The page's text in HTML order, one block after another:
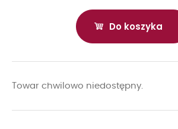
Do koszyka
Towar chwilowo niedostępny.